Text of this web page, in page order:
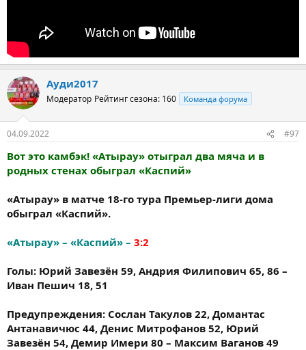
Ауди2017
Модератор Рейтинг сезона: 160 Команда форума
04.09.2022 #97
Вот это камбэк! «Атырау» отыграл два мяча и в
родных стенах обыграл «Каспий»
«Атырау» в матче 18-го тура Премьер-лиги дома
обыграл «Каспий».
«Атырау» – «Каспий» – 3:2
Голы: Юрий Завезён 59, Андрия Филипович 65, 86 –
Иван Пешич 18, 51
Предупреждения: Сослан Такулов 22, Домантас
Антанавичюс 44, Денис Митрофанов 52, Юрий
Завезён 54, Демир Имери 80 – Максим Ваганов 49